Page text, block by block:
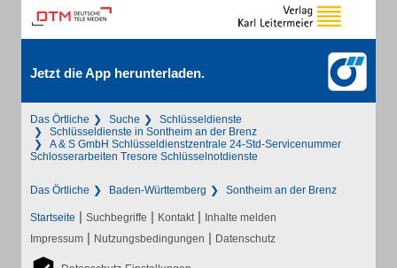
Jetzt die App herunterladen.
Das Örtliche Suche
Schlüsseldienste
Schlüsseldienste in Sontheim an der Brenz
A & S GmbH Schlüsseldienstzentrale 24-Std-Servicenummer
Schlosserarbeiten Tresore Schlüsselnotdienste
Das Örtliche Baden-Württemberg Sontheim an der Brenz
Startseite | Suchbegriffe | Kontakt | Inhalte melden
Impressum | Nutzungsbedingungen | Datenschutz